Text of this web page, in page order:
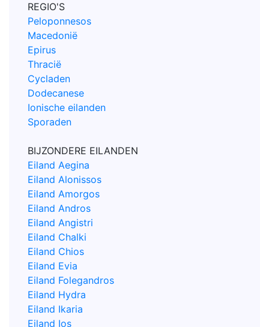
REGIO'S
Peloponnesos
Macedonië
Epirus
Thracië
Cycladen
Dodecanese
Ionische eilanden
Sporaden
BIJZONDERE EILANDEN
Eiland Aegina
Eiland Alonissos
Eiland Amorgos
Eiland Andros
Eiland Angistri
Eiland Chalki
Eiland Chios
Eiland Evia
Eiland Folegandros
Eiland Hydra
Eiland Ikaria
Eiland Ios